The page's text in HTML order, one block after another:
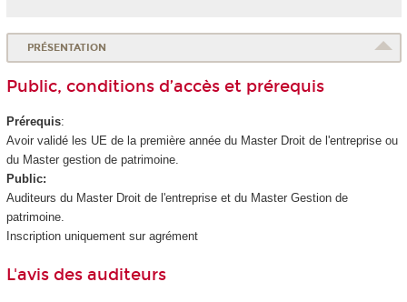
PRÉSENTATION
Public, conditions d’accès et prérequis
Prérequis:
Avoir validé les UE de la première année du Master Droit de l'entreprise ou
du Master gestion de patrimoine.
Public:
Auditeurs du Master Droit de l'entreprise et du Master Gestion de
patrimoine.
Inscription uniquement sur agrément
L'avis des auditeurs